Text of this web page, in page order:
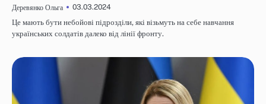
Деревянко Ольга
03.03.2024
Це мають бути небойові підрозділи, які візьмуть на себе навчання
українських солдатів далеко від лінії фронту.